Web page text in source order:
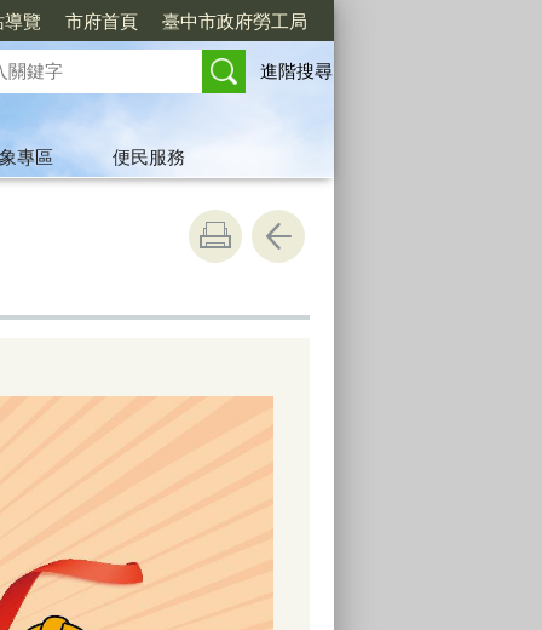
導覽 市府首頁 臺中市政府勞工局
進階搜尋
專區 便民服務